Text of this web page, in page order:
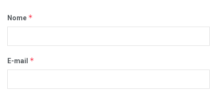
Nome *
E-mail *